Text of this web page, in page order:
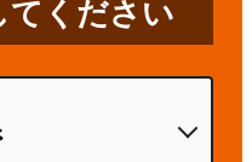
てください